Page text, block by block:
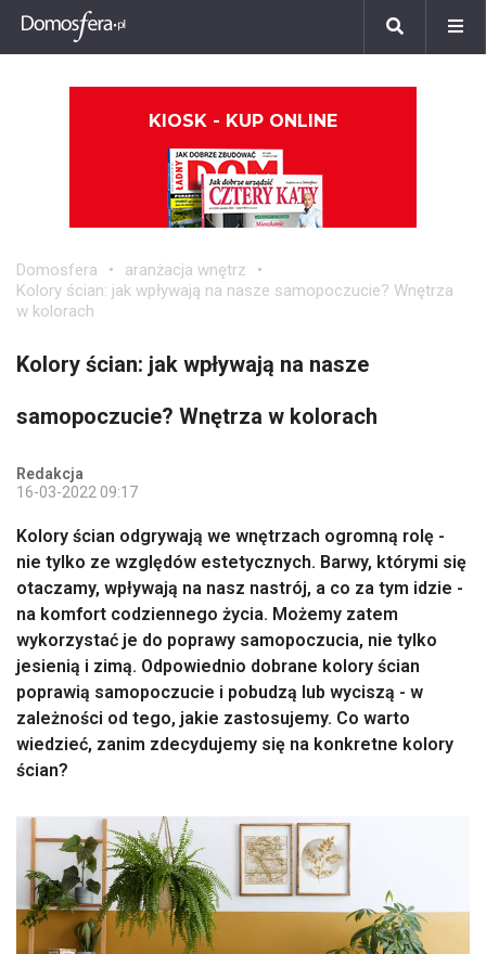
KIOSK - KUP ONLINE
Domosfera
aranżacja wnętrz
Kolory ścian: jak wpływają na nasze samopoczucie? Wnętrza
w kolorach
Kolory ścian: jak wpływają na nasze
samopoczucie? Wnętrza w kolorach
Redakcja
16-03-2022 09:17
Kolory ścian odgrywają we wnętrzach ogromną rolę -
nie tylko ze względów estetycznych. Barwy, którymi się
otaczamy, wpływają na nasz nastrój, a co za tym idzie -
na komfort codziennego życia. Możemy zatem
wykorzystać je do poprawy samopoczucia, nie tylko
jesienią i zimą. Odpowiednio dobrane kolory ścian
poprawią samopoczucie i pobudzą lub wyciszą - w
zależności od tego, jakie zastosujemy. Co warto
wiedzieć, zanim zdecydujemy się na konkretne kolory
ścian?